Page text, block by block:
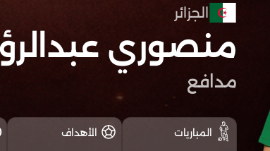
الجزائر
منصوري
مدافع
المباريات الأهداف